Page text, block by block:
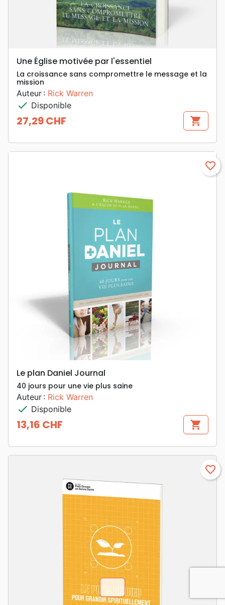
Une Église motivée par l'essentiel
La croissance sans compromettre le message et la
mission
Auteur : Rick Warren
check Disponible
Prix
27,29 CHF shopping_cart
favorite_border
Le plan Daniel Journal
40 jours pour une vie plus saine
Auteur : Rick Warren
check Disponible
Prix
13,16 CHF shopping_cart
favorite_border